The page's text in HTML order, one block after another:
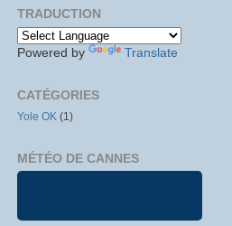
TRADUCTION
Powered by Translate
CATÉGORIES
Yole OK (1)
MÉTÉO DE CANNES